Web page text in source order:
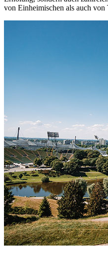
von Einheimischen als auch von